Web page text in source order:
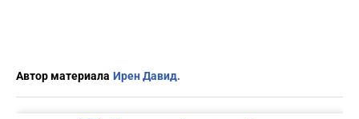
Автор материала Ирен Давид.